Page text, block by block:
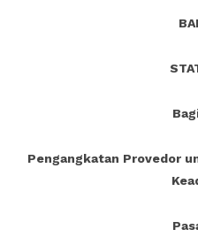
Pengangkatan Provedor